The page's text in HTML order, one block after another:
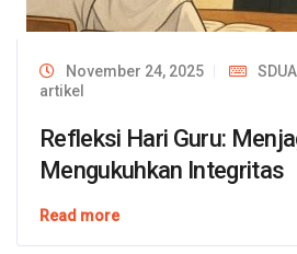
November 24, 2025
artikel
Refleksi Hari Guru:
Mengukuhkan Integritas
Read more